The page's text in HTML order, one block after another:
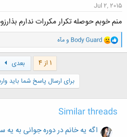
Jul 2, 2015
منم خوبم حوصله تکرار مکررات ندارم
و
ا
ک
Body Guard ومآه
1 از 4 بعدی
برای ارسال پاسخ شما باید
Similar threads
اگه یه خانم در دوره جوانی به